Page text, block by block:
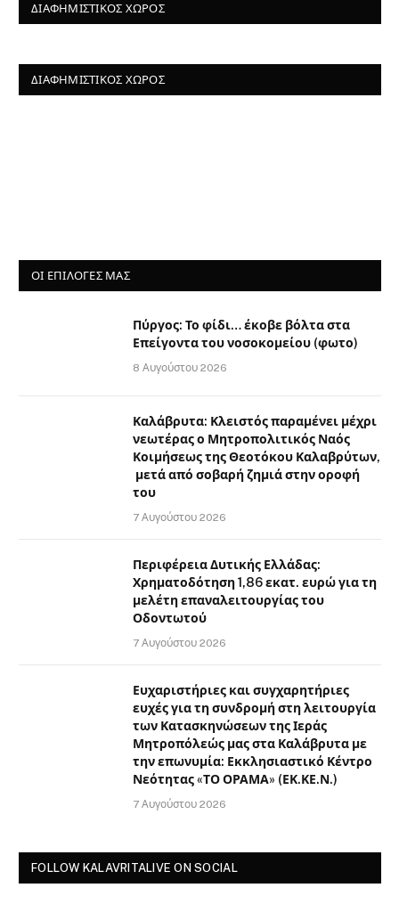
ΔΙΑΦΗΜΙΣΤΙΚΌΣ ΧΏΡΟΣ
ΔΙΑΦΗΜΙΣΤΙΚΌΣ ΧΏΡΟΣ
ΟΙ ΕΠΙΛΟΓΈΣ ΜΑΣ
Πύργος: Το φίδι… έκοβε βόλτα στα
Επείγοντα του νοσοκομείου (φωτο)
8 Αυγούστου 2026
Καλάβρυτα: Κλειστός παραμένει μέχρι
νεωτέρας ο Μητροπολιτικός Ναός
Κοιμήσεως της Θεοτόκου Καλαβρύτων,
μετά από σοβαρή ζημιά στην οροφή
του
7 Αυγούστου 2026
Περιφέρεια Δυτικής Ελλάδας:
Χρηματοδότηση 1,86 εκατ. ευρώ για τη
μελέτη επαναλειτουργίας του
Οδοντωτού
7 Αυγούστου 2026
Ευχαριστήριες και συγχαρητήριες
ευχές για τη συνδρομή στη λειτουργία
των Κατασκηνώσεων της Ιεράς
Μητροπόλεώς μας στα Καλάβρυτα με
την επωνυμία: Εκκλησιαστικό Κέντρο
Νεότητας «ΤΟ ΟΡΑΜΑ» (ΕΚ.ΚΕ.Ν.)
7 Αυγούστου 2026
FOLLOW KALAVRITALIVE ON SOCIAL